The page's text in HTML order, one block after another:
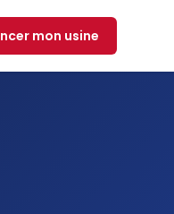
mon usine